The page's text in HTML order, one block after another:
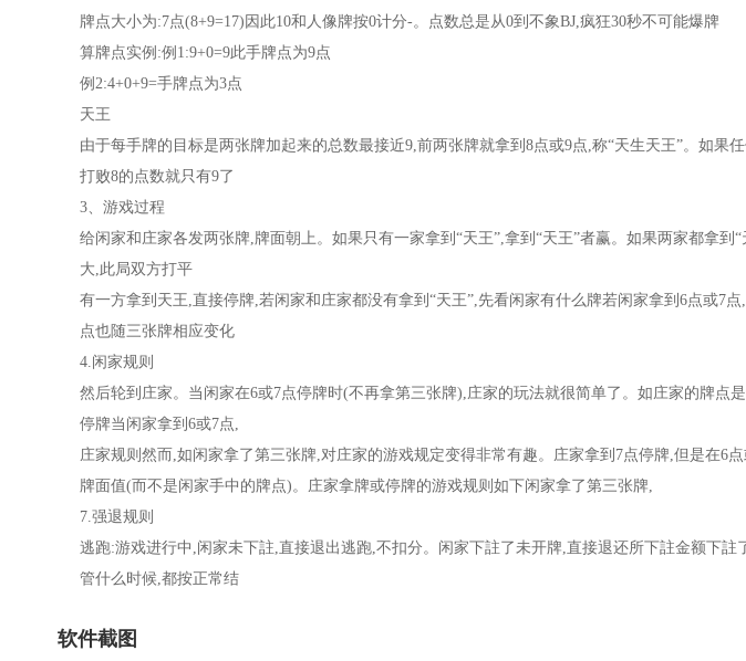
牌点大小为:7点(8+9=17)因此10和人像牌按0计分-。点数总是从0到不象BJ,疯狂30秒不可能爆牌
算牌点实例:例1:9+0=9此手牌点为9点
例2:4+0+9=手牌点为3点
天王
由于每手牌的目标是两张牌加起来的总数最接近9,前两张牌就拿到8点或9点,称“天生天王”。如果
打败8的点数就只有9了
3、游戏过程
给闲家和庄家各发两张牌,牌面朝上。如果只有一家拿到“天王”,拿到“天王”者赢。如果两家都拿到
大,此局双方打平
有一方拿到天王,直接停牌,若闲家和庄家都没有拿到“天王”,先看闲家有什么牌若闲家拿到6点或7
点也随三张牌相应变化
4.闲家规则
然后轮到庄家。当闲家在6或7点停牌时(不再拿第三张牌),庄家的玩法就很简单了。如庄家的牌点
停牌当闲家拿到6或7点,
庄家规则然而,如闲家拿了第三张牌,对庄家的游戏规定变得非常有趣。庄家拿到7点停牌,但是在6
牌面值(而不是闲家手中的牌点)。庄家拿牌或停牌的游戏规则如下闲家拿了第三张牌,
7.强退规则
逃跑:游戏进行中,闲家未下註,直接退出逃跑,不扣分。闲家下註了未开牌,直接退还所下註金额下
管什么时候,都按正常结
软件截图